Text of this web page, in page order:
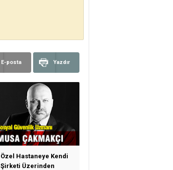
E-posta Yazdır
Özel Hastaneye Kendi
Şirketi Üzerinden